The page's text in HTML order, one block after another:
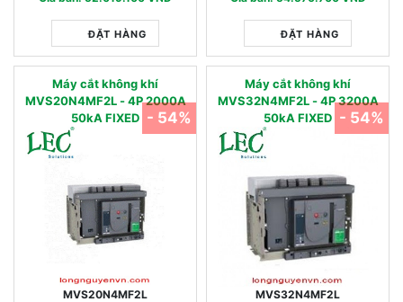
ĐẶT HÀNG ĐẶT HÀNG
Máy cắt không khí
MVS20N4MF2L - 4P 2000A
50kA FIXED
MVS20N4MF2L
- 54%
Máy cắt không khí
MVS32N4MF2L - 4P 3200A
50kA FIXED
MVS32N4MF2L
- 54%